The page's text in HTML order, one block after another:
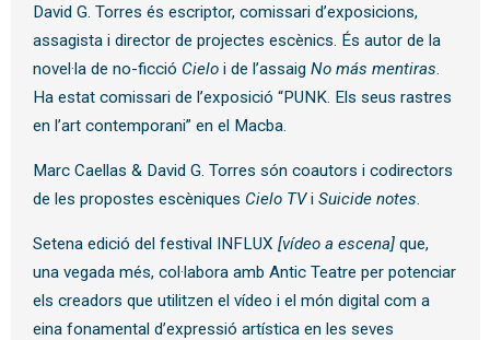
David G. Torres és escriptor, comissari d’exposicions,
assagista i director de projectes escènics. És autor de la
novel·la de no-ficció Cieloi de l’assaig No más mentiras.
Ha estat comissari de l’exposició “PUNK. Els seus rastres
en l’art contemporani” en el Macba.
Marc Caellas & David G. Torres són coautors i codirectors
de les propostes escèniques Cielo TVi Suicide notes.
Setena edició del festival INFLUX [vídeo a escena]que,
una vegada més, col·labora amb Antic Teatre per potenciar
els creadors que utilitzen el vídeo i el món digital com a
eina fonamental d’expressió artística en les seves